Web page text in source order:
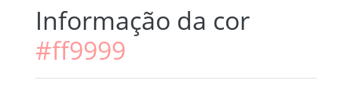
Informação da cor
#ff9999